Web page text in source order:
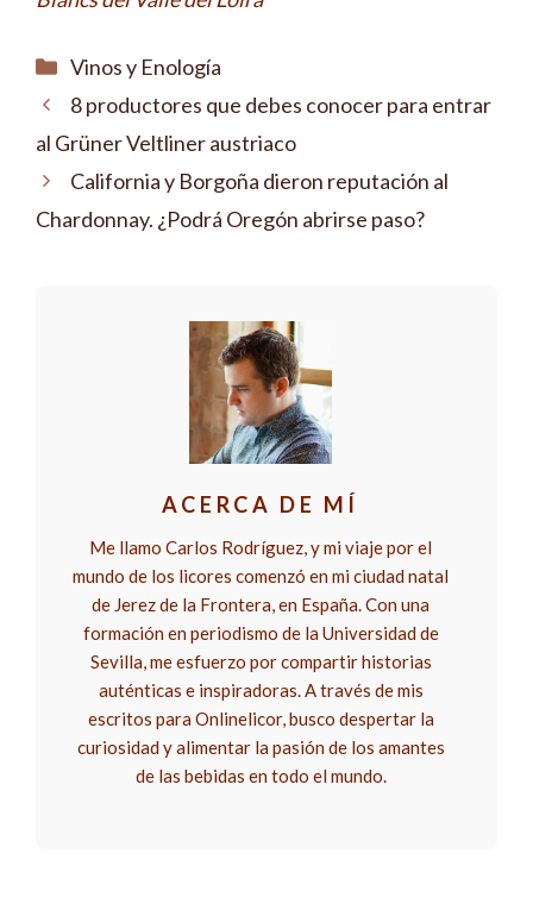
Categorías
Vinos y Enología
8 productores que debes conocer para entrar
al Grüner Veltliner austriaco
California y Borgoña dieron reputación al
Chardonnay. ¿Podrá Oregón abrirse paso?
ACERCA DE MÍ
Me llamo Carlos Rodríguez, y mi viaje por el
mundo de los licores comenzó en mi ciudad natal
de Jerez de la Frontera, en España. Con una
formación en periodismo de la Universidad de
Sevilla, me esfuerzo por compartir historias
auténticas e inspiradoras. A través de mis
escritos para Onlinelicor, busco despertar la
curiosidad y alimentar la pasión de los amantes
de las bebidas en todo el mundo.